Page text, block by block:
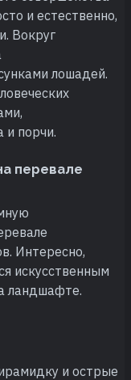
и естественно,
Вокруг
лошадей.
и порчи.
перевале
Интересно,
искусственным
ландшафте.
и острые